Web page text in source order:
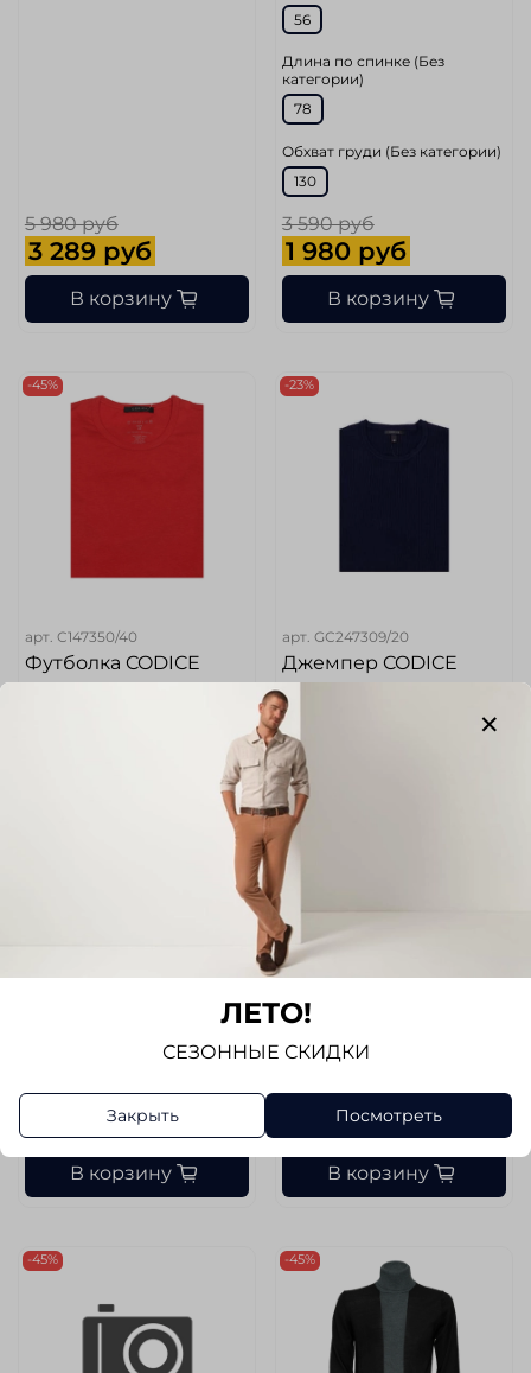
5 980 руб
3 289 руб
В корзину
56
Длина по спинке (Без
категории)
78
Обхват груди (Без категории)
130
3 590 руб
1 980 руб
В корзину
-45%
арт. C147350/40
Футболка CODICE
69
Обхват груди (Без категории)
3 590 руб
1 980 руб
В корзину
-23%
арт. GC247309/20
Джемпер CODICE
Размер
Цвет
Темно-Синий
Размер маркетплейс (Без
категории)
Длина по спинке (Без
категории)
71
Обхват груди (Без категории)
114
7 980 руб
6 149 руб
В корзину
-45% -45%
ЛЕТО!
СЕЗОННЫЕ СКИДКИ
Закрыть Посмотреть